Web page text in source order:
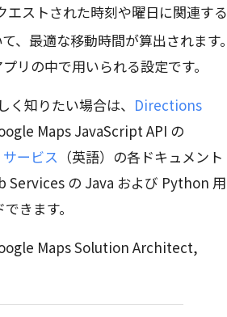
エストされた時刻や曜日に関連する
、最適な移動時間が算出されます。
リの中で用いられる設定です。
知りたい場合は、 Directions
Maps JavaScript API の
ービス （英語）の各ドキュメント
Services の Java および Python 用
きます。
Maps Solution Architect,